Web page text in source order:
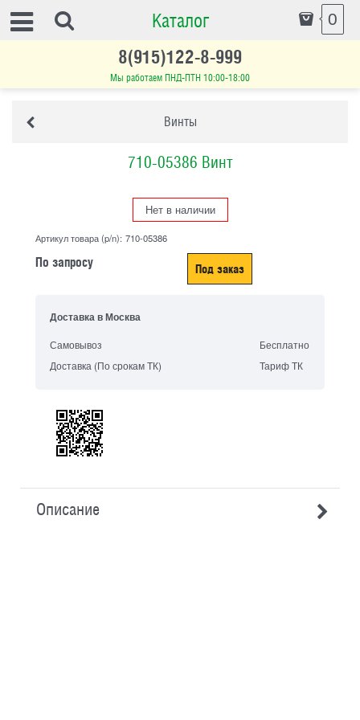
Каталог 0
8(915)122-8-999
Мы работаем ПНД-ПТН 10:00-18:00
Винты
710-05386 Винт
Нет в наличии
Артикул товара (p/n): 710-05386
По запросу Под заказ
Доставка вМосква
Самовывоз
Бесплатно
Доставка (По срокам ТК) Тариф ТК
Описание